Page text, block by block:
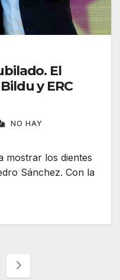
El
y ERC
NO HAY
mostrar los dientes
Sánchez. Con la